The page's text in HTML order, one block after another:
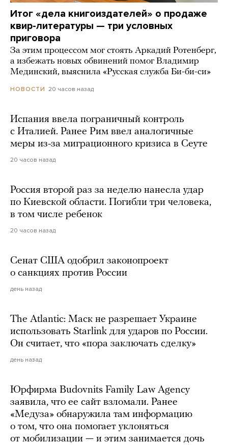
Итог «дела книгоиздателей» о продаже
квир-литературы — три условных
приговора
За этим процессом мог стоять Аркадий Ротенберг,
а избежать новых обвинений помог Владимир
Мединский, выяснила «Русская служба Би-би-си»
НОВОСТИ 20 часов назад
Испания ввела пограничный контроль
с Италией. Ранее Рим ввел аналогичные
меры из-за миграционного кризиса в Сеуте
20 часов назад
Россия второй раз за неделю нанесла удар
по Киевской области. Погибли три человека,
в том числе ребенок
20 часов назад
Сенат США одобрил законопроект
о санкциях против России
день назад
The Atlantic: Маск не разрешает Украине
использовать Starlink для ударов по России.
Он считает, что «пора заключать сделку»
день назад
Юрфирма Budovnits Family Law Agency
заявила, что ее сайт взломали. Ранее
«Медуза» обнаружила там информацию
о том, что она помогает уклоняться
от мобилизации — и этим занимается дочь